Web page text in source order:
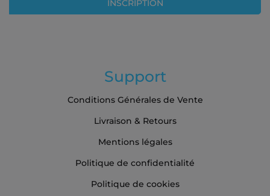
:
INSCRIPTION
Support
Conditions Générales de Vente
Livraison & Retours
Mentions légales
Politique de confidentialité
Politique de cookies